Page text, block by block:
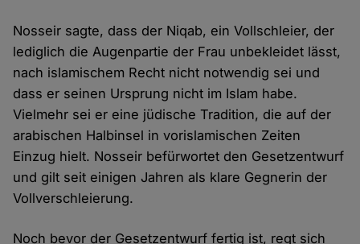
Nosseir sagte, dass der Niqab, ein Vollschleier, der
lediglich die Augenpartie der Frau unbekleidet lässt,
nach islamischem Recht nicht notwendig sei und
dass er seinen Ursprung nicht im Islam habe.
Vielmehr sei er eine jüdische Tradition, die auf der
arabischen Halbinsel in vorislamischen Zeiten
Einzug hielt. Nosseir befürwortet den Gesetzentwurf
und gilt seit einigen Jahren als klare Gegnerin der
Vollverschleierung.
Noch bevor der Gesetzentwurf fertig ist, regt sich